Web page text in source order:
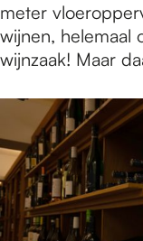
meter
wijnen, helemaal
wijnzaak! Maar